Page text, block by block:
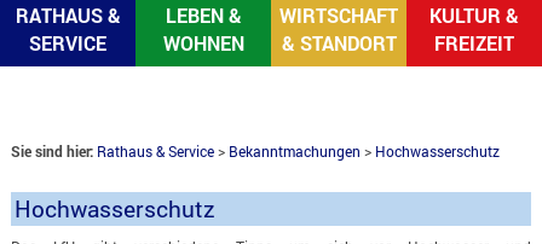
RATHAUS &
SERVICE
LEBEN &
WOHNEN
WIRTSCHAFT
& STANDORT
KULTUR &
FREIZEIT
Sie sind hier: Rathaus & Service> Bekanntmachungen > Hochwasserschutz
Hochwasserschutz